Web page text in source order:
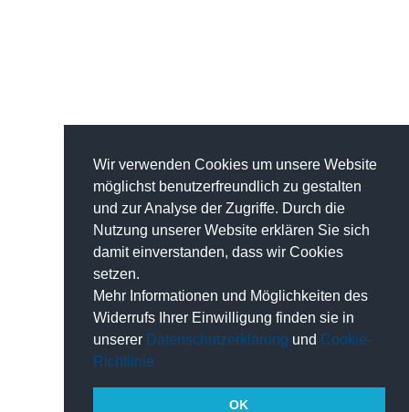
Wir verwenden Cookies um unsere Website
möglichst benutzerfreundlich zu gestalten
und zur Analyse der Zugriffe. Durch die
Nutzung unserer Website erklären Sie sich
damit einverstanden, dass wir Cookies
setzen.
Mehr Informationen und Möglichkeiten des
Widerrufs Ihrer Einwilligung finden sie in
unserer Datenschutzerklärung und Cookie-
Richtlinie
OK